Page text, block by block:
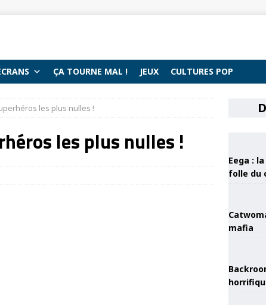
ÇA TOURNE MAL ! JEUX CULTURES POP
les plus nulles !
les plus nulles !
Eega :
folle du
mafia